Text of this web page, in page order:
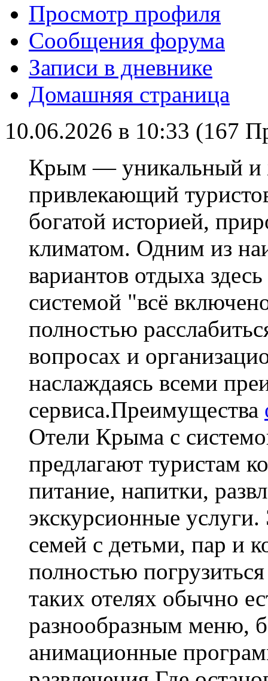
Просмотр профиля
Сообщения форума
Записи в дневнике
Домашняя страница
10.06.2026 в 10:33 (167
Крым — уникальный и
привлекающий
богатой историей,
климатом. Одним из
вариантов отдыха
системой "всё
полностью
вопросах и
наслаждаясь всеми
сервиса.Преимущества
Отели Крыма с
предлагают туристам
питание, напитки,
экскурсионные
семей с детьми, пар и
полностью
таких отелях обычно
разнообразным меню,
анимационные